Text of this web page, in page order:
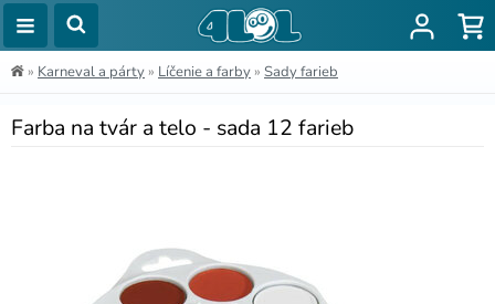
» Karneval a párty » Líčenie a farby » Sady farieb
Farba na tvár a telo - sada 12 farieb